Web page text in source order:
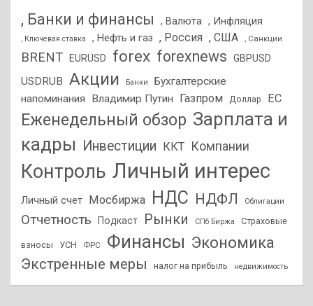
, Банки и финансы , Валюта , Инфляция
, Ключевая ставка , Нефть и газ , Россия , США , Санкции
BRENT EURUSD forex forexnews GBPUSD
USDRUB Акции Банки
Бухгалтерские
напоминания
Владимир Путин Газпром Доллар ЕС
Еженедельный обзор Зарплата и
кадры
Инвестиции ККТ Компании
Контроль Личный интерес
Личный счет Мосбиржа НДС НДФЛ Облигации
Отчетность Подкаст Рынки СПб Биржа Страховые
взносы УСН ФРС Финансы Экономика
Экстренные меры налог на прибыль недвижимость